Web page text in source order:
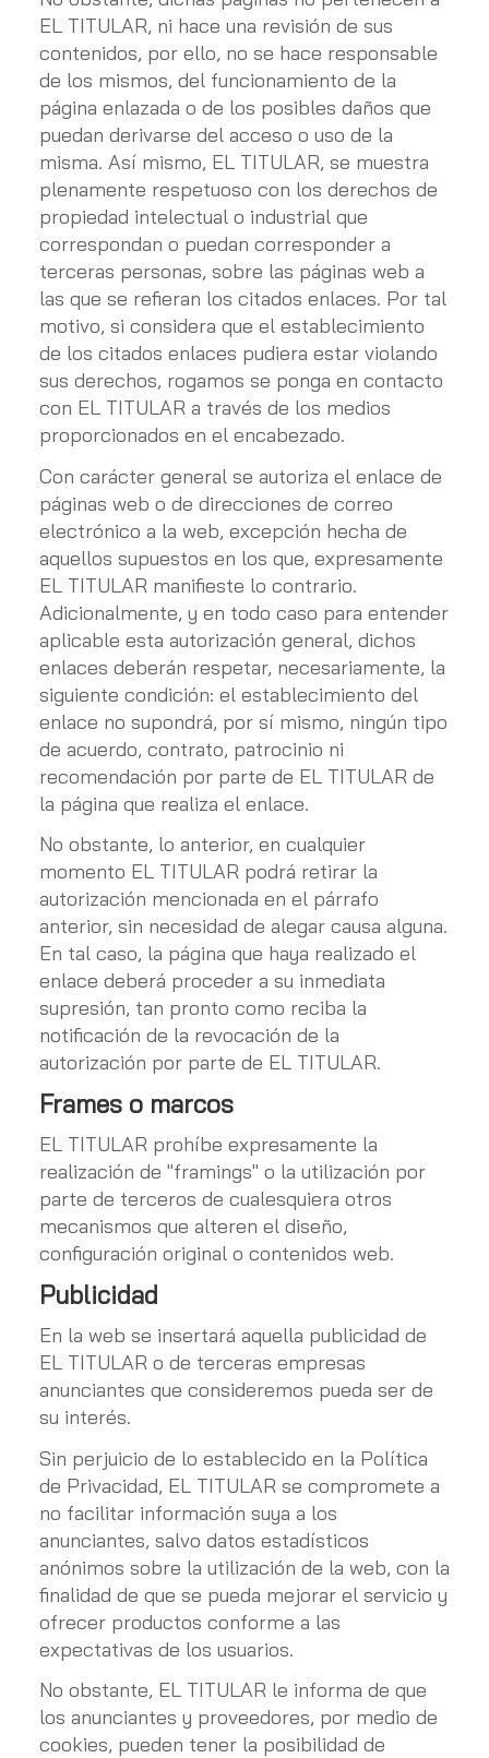
EL TITULAR, ni hace una revisión de sus
contenidos, por ello, no se hace responsable
de los mismos, del funcionamiento de la
página enlazada o de los posibles daños que
puedan derivarse del acceso o uso de la
misma. Así mismo, EL TITULAR, se muestra
plenamente respetuoso con los derechos de
propiedad intelectual o industrial que
correspondan o puedan corresponder a
terceras personas, sobre las páginas web a
las que se refieran los citados enlaces. Por tal
motivo, si considera que el establecimiento
de los citados enlaces pudiera estar violando
sus derechos, rogamos se ponga en contacto
con EL TITULAR a través de los medios
proporcionados en el encabezado.
Con carácter general se autoriza el enlace de
páginas web o de direcciones de correo
electrónico a la web, excepción hecha de
aquellos supuestos en los que, expresamente
EL TITULAR manifieste lo contrario.
Adicionalmente, y en todo caso para entender
aplicable esta autorización general, dichos
enlaces deberán respetar, necesariamente, la
siguiente condición: el establecimiento del
enlace no supondrá, por sí mismo, ningún tipo
de acuerdo, contrato, patrocinio ni
recomendación por parte de EL TITULAR de
la página que realiza el enlace.
No obstante, lo anterior, en cualquier
momento EL TITULAR podrá retirar la
autorización mencionada en el párrafo
anterior, sin necesidad de alegar causa alguna.
En tal caso, la página que haya realizado el
enlace deberá proceder a su inmediata
supresión, tan pronto como reciba la
notificación de la revocación de la
autorización por parte de EL TITULAR.
Frames o marcos
EL TITULAR prohíbe expresamente la
realización de "framings" o la utilización por
parte de terceros de cualesquiera otros
mecanismos que alteren el diseño,
configuración original o contenidos web.
Publicidad
En la web se insertará aquella publicidad de
EL TITULAR o de terceras empresas
anunciantes que consideremos pueda ser de
su interés.
Sin perjuicio de lo establecido en la Política
de Privacidad, EL TITULAR se compromete a
no facilitar información suya a los
anunciantes, salvo datos estadísticos
anónimos sobre la utilización de la web, con la
finalidad de que se pueda mejorar el servicio y
ofrecer productos conforme a las
expectativas de los usuarios.
No obstante, EL TITULAR le informa de que
los anunciantes y proveedores, por medio de
cookies, pueden tener la posibilidad de